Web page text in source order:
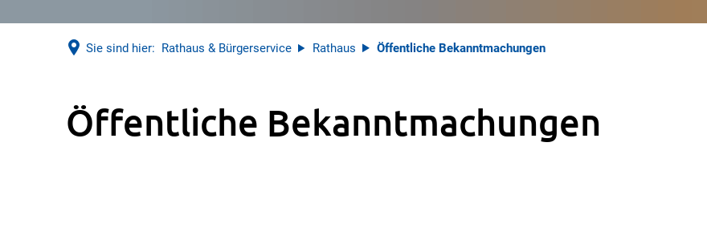
Sie sind hier: Rathaus & Bürgerservice Rathaus Öffentliche Bekanntmachungen
Öffentliche
Öffentliche Bekanntmachungen